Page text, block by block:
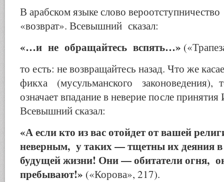
В арабском языке слово
«возврат». Всевышний сказал:
«…и не обращайтесь вспять…»
то есть: не возвращайтесь назад. Что же
фикха (мусульманского законоведения),
означает впадание в неверие после
Всевышний сказал:
«А если кто из вас отойдет от вашей
неверным, у таких — тщетны их деяния
будущей жизни! Они — обитатели огня,
пребывают!» («Корова», 217).